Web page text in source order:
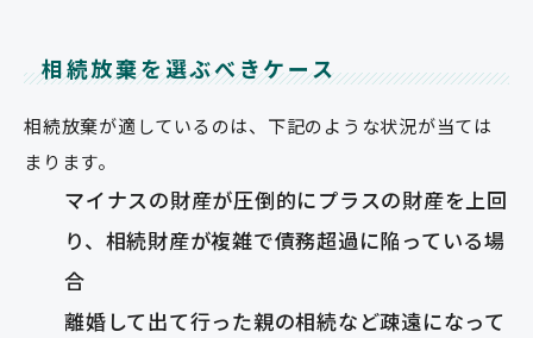
相続放棄を選ぶべきケース
相続放棄が適しているのは、下記のような状況が当ては
まります。
マイナスの財産が圧倒的にプラスの財産を上回
り、相続財産が複雑で債務超過に陥っている場
合
離婚して出て行った親の相続など疎遠になって